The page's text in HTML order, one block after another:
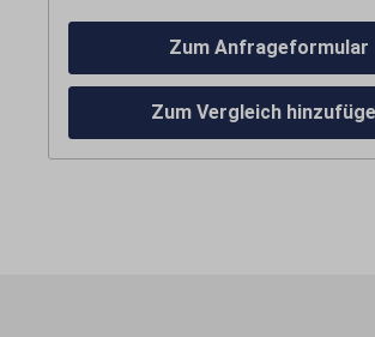
Zum Anfrageformular
Zum Vergleich